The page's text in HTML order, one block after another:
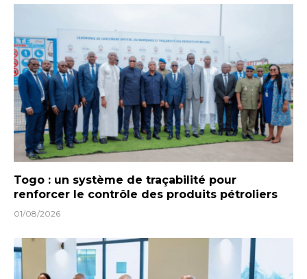
Togo : un système de traçabilité pour
renforcer le contrôle des produits pétroliers
01/08/2026